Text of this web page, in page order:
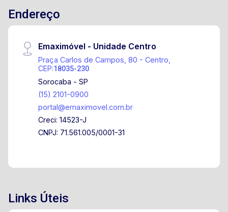
Endereço
Emaximóvel - Unidade Centro
Praça Carlos de Campos, 80 - Centro,
CEP:18035-230
Sorocaba - SP
(15) 2101-0900
portal@emaximovel.com.br
Creci: 14523-J
CNPJ: 71.561.005/0001-31
Links Úteis